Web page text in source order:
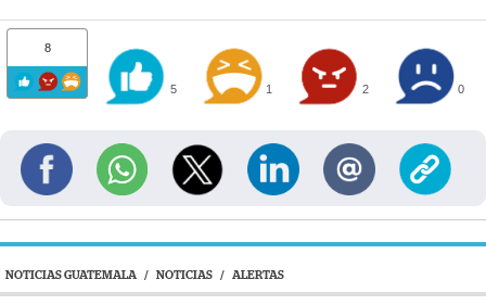
8
5 1 2 0
NOTICIAS GUATEMALA / NOTICIAS / ALERTAS